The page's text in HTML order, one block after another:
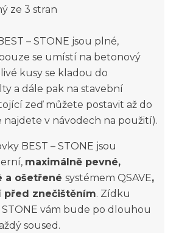
ze 3 stran
– STONE jsou plné,
se umístí na betonový
kusy se kladou do
a dále pak na stavební
zeď můžete postavit až do
najdete v návodech na použití).
BEST – STONE jsou
maximálně pevné,
a ošetřené systémem QSAVE,
před znečištěním. Zídku
STONE vám bude po dlouhou
soused.